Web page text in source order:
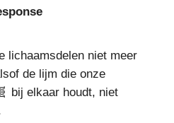
lichaamsdelen niet meer
de lijm die onze
bij elkaar houdt, niet